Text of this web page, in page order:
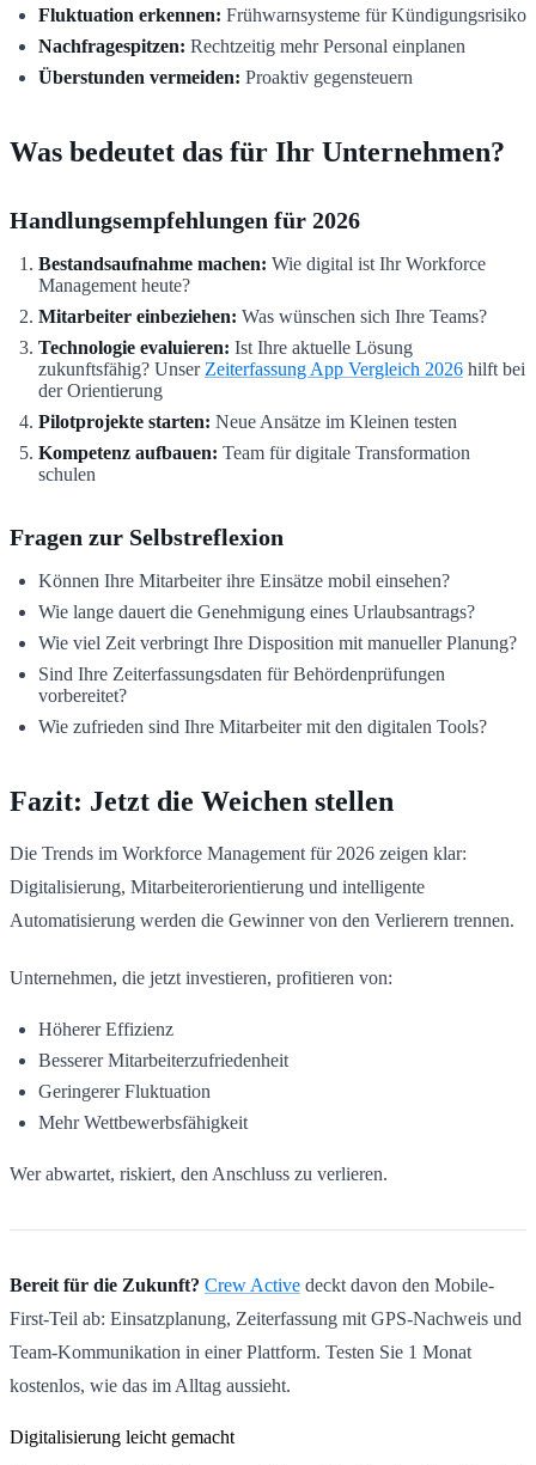
Fluktuation erkennen: Frühwarnsysteme für Kündigungsrisiko
Nachfragespitzen: Rechtzeitig mehr Personal einplanen
Überstunden vermeiden: Proaktiv gegensteuern
Was bedeutet das für Ihr Unternehmen?
Handlungsempfehlungen für 2026
Bestandsaufnahme machen: Wie digital ist Ihr Workforce
Management heute?
Mitarbeiter einbeziehen: Was wünschen sich Ihre Teams?
Technologie evaluieren: Ist Ihre aktuelle Lösung
zukunftsfähig? Unser Zeiterfassung App Vergleich 2026 hilft bei
der Orientierung
Pilotprojekte starten: Neue Ansätze im Kleinen testen
Kompetenz aufbauen: Team für digitale Transformation
schulen
Fragen zur Selbstreflexion
Können Ihre Mitarbeiter ihre Einsätze mobil einsehen?
Wie lange dauert die Genehmigung eines Urlaubsantrags?
Wie viel Zeit verbringt Ihre Disposition mit manueller Planung?
Sind Ihre Zeiterfassungsdaten für Behördenprüfungen
vorbereitet?
Wie zufrieden sind Ihre Mitarbeiter mit den digitalen Tools?
Fazit: Jetzt die Weichen stellen
Die Trends im Workforce Management für 2026 zeigen klar:
Digitalisierung, Mitarbeiterorientierung und intelligente
Automatisierung werden die Gewinner von den Verlierern trennen.
Unternehmen, die jetzt investieren, profitieren von:
Höherer Effizienz
Besserer Mitarbeiterzufriedenheit
Geringerer Fluktuation
Mehr Wettbewerbsfähigkeit
Wer abwartet, riskiert, den Anschluss zu verlieren.
Bereit für die Zukunft? Crew Active deckt davon den Mobile-
First-Teil ab: Einsatzplanung, Zeiterfassung mit GPS-Nachweis und
Team-Kommunikation in einer Plattform. Testen Sie 1 Monat
kostenlos, wie das im Alltag aussieht.
Digitalisierung leicht gemacht